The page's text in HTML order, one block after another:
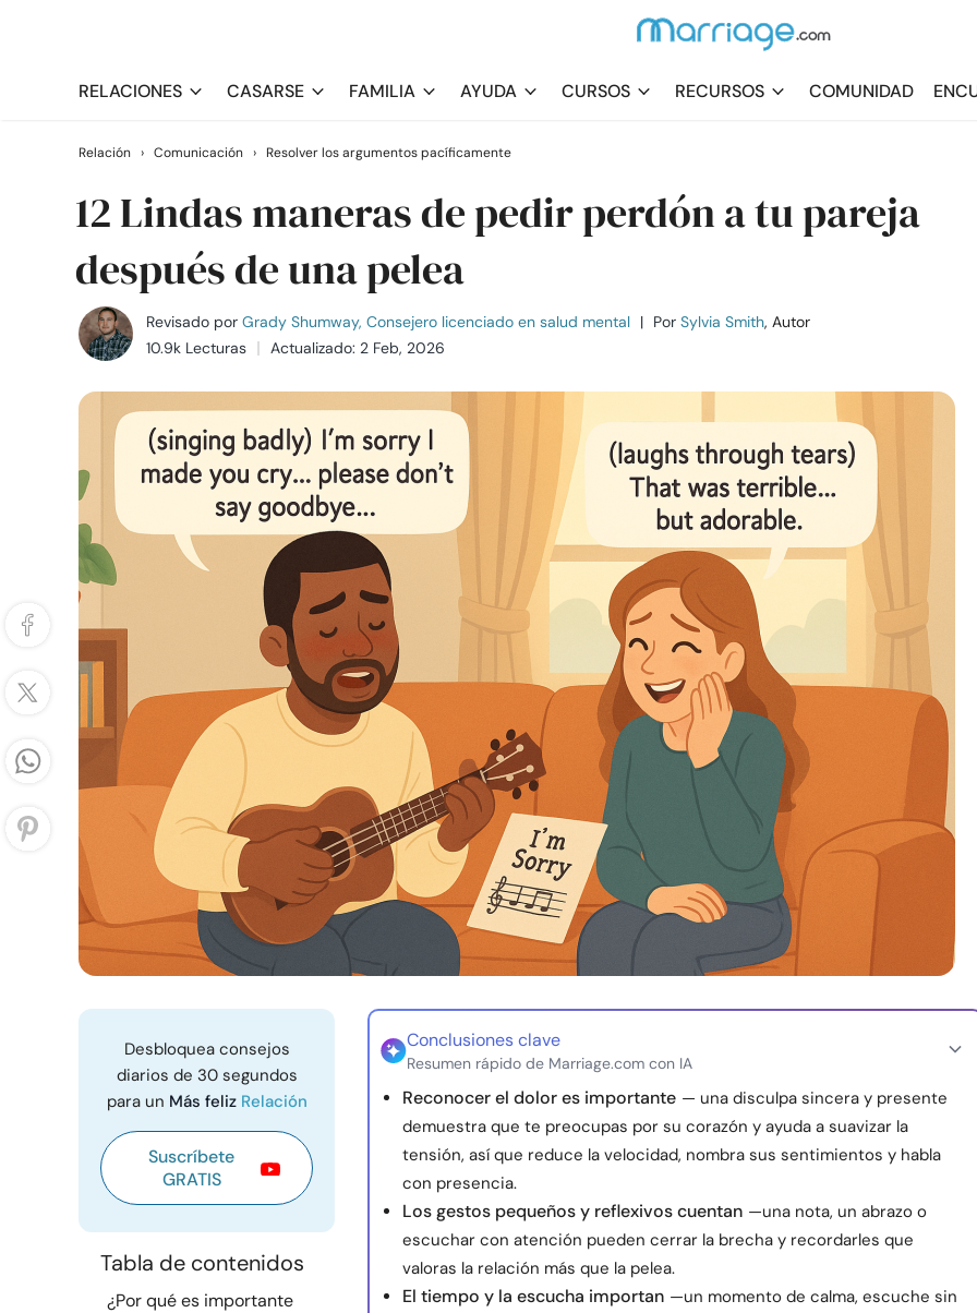
RELACIONES CASARSE FAMILIA AYUDA CURSOS RECURSOS COMUNIDAD
Relación › Comunicación › Resolver los argumentos pacíficamente
12 Lindas maneras de pedir perdón a tu pareja
después de una pelea
Revisado por Grady Shumway, Consejero licenciado en salud mental | Por Sylvia Smith, Autor
10.9k Lecturas
Actualizado: 2 Feb, 2026
Desbloquea consejos
diarios de 30 segundos
para un Más feliz Relación
Suscríbete
GRATIS
Tabla de contenidos
¿Por qué es importante
Conclusiones clave
Resumen rápido de Marriage.com con IA
Reconocer el dolor es importante — una disculpa sincera y presente
demuestra que te preocupas por su corazón y ayuda a suavizar la
tensión, así que reduce la velocidad, nombra sus sentimientos y habla
con presencia.
Los gestos pequeños y reflexivos cuentan —una nota, un abrazo o
escuchar con atención pueden cerrar la brecha y recordarles que
valoras la relación más que la pelea.
El tiempo y la escucha importan —un momento de calma, escuche sin